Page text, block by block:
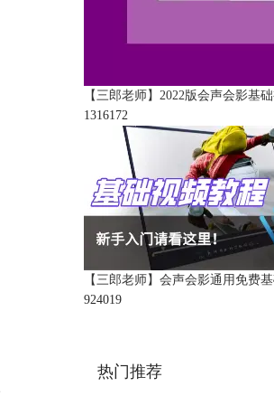
【三郎老师】2022版会声会影基
1316172
【三郎老师】会声会影通用免费
924019
热门推荐